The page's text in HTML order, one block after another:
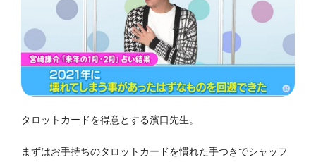
タロットカードを得意とする濱口先生。
まずはお手持ちのタロットカードを慣れた手つきでシャッフ